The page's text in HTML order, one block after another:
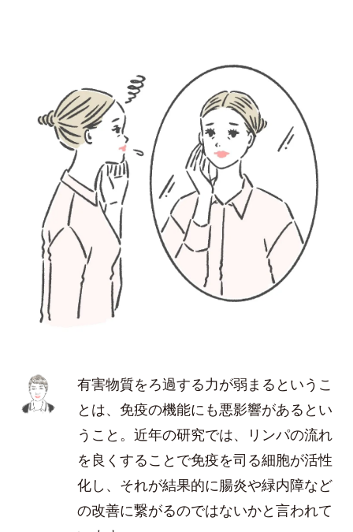
有害物質をろ過する力が弱まるというこ
とは、免疫の機能にも悪影響があるとい
うこと。近年の研究では、リンパの流れ
を良くすることで免疫を司る細胞が活性
化し、それが結果的に腸炎や緑内障など
の改善に繋がるのではないかと言われて